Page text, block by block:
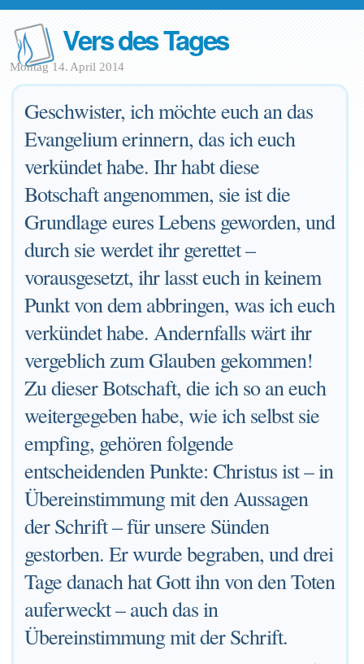
Vers des Tages
Montag 14. April 2014
Geschwister, ich möchte euch an das
Evangelium erinnern, das ich euch
verkündet habe. Ihr habt diese
Botschaft angenommen, sie ist die
Grundlage eures Lebens geworden, und
durch sie werdet ihr gerettet –
vorausgesetzt, ihr lasst euch in keinem
Punkt von dem abbringen, was ich euch
verkündet habe. Andernfalls wärt ihr
vergeblich zum Glauben gekommen!
Zu dieser Botschaft, die ich so an euch
weitergegeben habe, wie ich selbst sie
empfing, gehören folgende
entscheidenden Punkte: Christus ist – in
Übereinstimmung mit den Aussagen
der Schrift – für unsere Sünden
gestorben. Er wurde begraben, und drei
Tage danach hat Gott ihn von den Toten
auferweckt – auch das in
Übereinstimmung mit der Schrift.